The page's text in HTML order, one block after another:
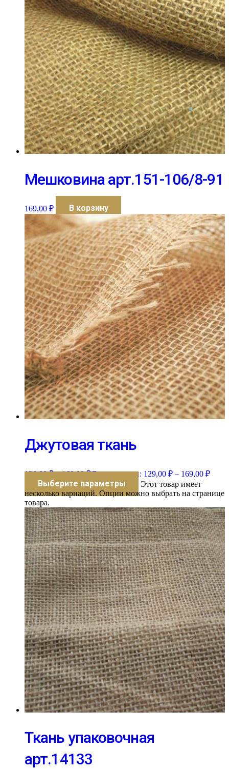
Мешковина арт.151-106/8-91
169,00 ₽ В корзину
Джутовая ткань
129,00₽ – 169,00₽Диапазон цен: 129,00 ₽ – 169,00 ₽
Выберите параметры
Этот товар имеет
несколько вариаций. Опции можно выбрать на странице
товара.
Ткань упаковочная
арт.14133